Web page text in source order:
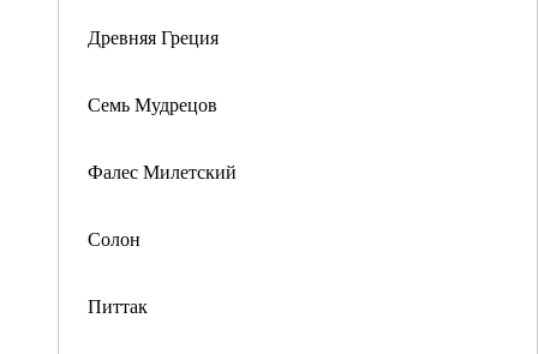
Древняя Греция
Семь Мудрецов
Фалес Милетский
Солон
Питтак